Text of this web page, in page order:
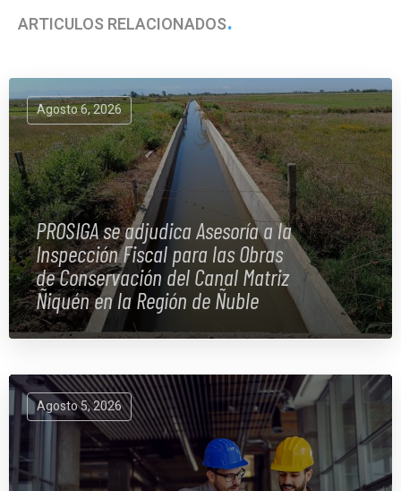
ARTÍCULOS RELACIONADOS
Agosto 6, 2026
PROSIGA se adjudica Asesoría a la
Inspección Fiscal para las Obras
de Conservación del Canal Matriz
Ñiquén en la Región de Ñuble
Agosto 5, 2026